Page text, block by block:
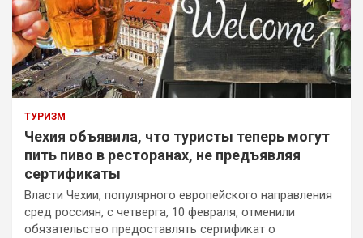
ТУРИЗМ
Чехия объявила, что туристы теперь могут
пить пиво в ресторанах, не предъявляя
сертификаты
Власти Чехии, популярного европейского направления
сред россиян, с четверга, 10 февраля, отменили
обязательство предоставлять сертификат о